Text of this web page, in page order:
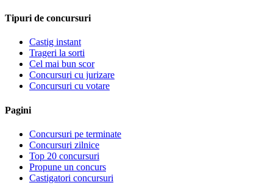
Tipuri de concursuri
Castig instant
Trageri la sorti
Cel mai bun scor
Concursuri cu jurizare
Concursuri cu votare
Pagini
Concursuri pe terminate
Concursuri zilnice
Top 20 concursuri
Propune un concurs
Castigatori concursuri